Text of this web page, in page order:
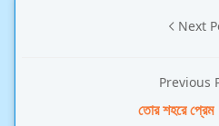
Next
Previous
তোর শহরে প্রেম